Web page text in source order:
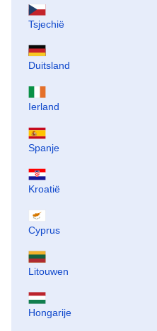
Tsjechië
Duitsland
Ierland
Spanje
Kroatië
Cyprus
Litouwen
Hongarije